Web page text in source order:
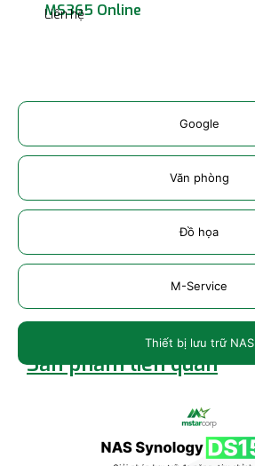
Google
Văn phòng
Đồ họa
M-Service
MS365 Online
Liên hệ
Sản phẩm liên quan
Thiết bị lưu trữ NAS